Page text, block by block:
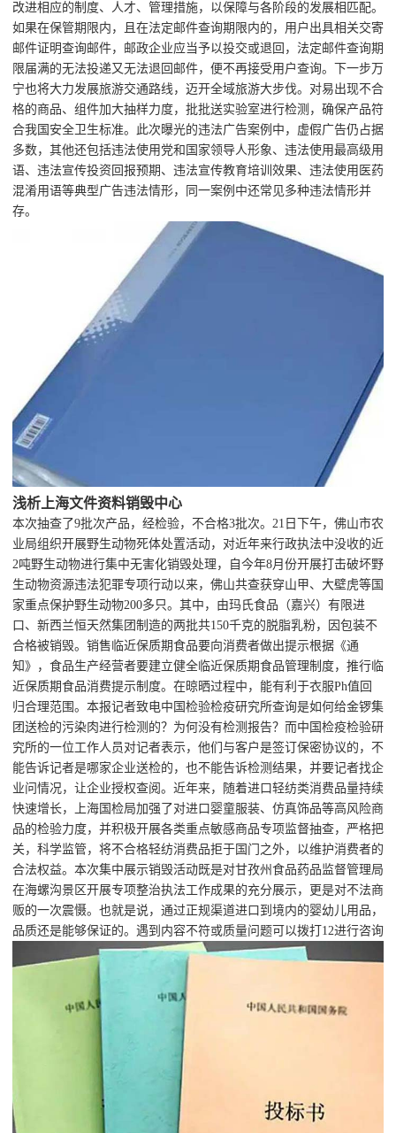
改进相应的制度、人才、管理措施，以保障与各阶段的发展相匹配。
如果在保管期限内，且在法定邮件查询期限内的，用户出具相关交寄
邮件证明查询邮件，邮政企业应当予以投交或退回，法定邮件查询期
限届满的无法投递又无法退回邮件，便不再接受用户查询。下一步万
宁也将大力发展旅游交通路线，迈开全域旅游大步伐。对易出现不合
格的商品、组件加大抽样力度，批批送实验室进行检测，确保产品符
合我国安全卫生标准。此次曝光的违法广告案例中，虚假广告仍占据
多数，其他还包括违法使用党和国家领导人形象、违法使用最高级用
语、违法宣传投资回报预期、违法宣传教育培训效果、违法使用医药
混淆用语等典型广告违法情形，同一案例中还常见多种违法情形并
存。
浅析上海文件资料销毁中心
本次抽查了9批次产品，经检验，不合格3批次。21日下午，佛山市农
业局组织开展野生动物死体处置活动，对近年来行政执法中没收的近
2吨野生动物进行集中无害化销毁处理，自今年8月份开展打击破坏野
生动物资源违法犯罪专项行动以来，佛山共查获穿山甲、大壁虎等国
家重点保护野生动物200多只。其中，由玛氏食品（嘉兴）有限进
口、新西兰恒天然集团制造的两批共150千克的脱脂乳粉，因包装不
合格被销毁。销售临近保质期食品要向消费者做出提示根据《通
知》，食品生产经营者要建立健全临近保质期食品管理制度，推行临
近保质期食品消费提示制度。在晾晒过程中，能有利于衣服Ph值回
归合理范围。本报记者致电中国检验检疫研究所查询是如何给金锣集
团送检的污染肉进行检测的？为何没有检测报告？而中国检疫检验研
究所的一位工作人员对记者表示，他们与客户是签订保密协议的，不
能告诉记者是哪家企业送检的，也不能告诉检测结果，并要记者找企
业问情况，让企业授权查阅。近年来，随着进口轻纺类消费品量持续
快速增长，上海国检局加强了对进口婴童服装、仿真饰品等高风险商
品的检验力度，并积极开展各类重点敏感商品专项监督抽查，严格把
关，科学监管，将不合格轻纺消费品拒于国门之外，以维护消费者的
合法权益。本次集中展示销毁活动既是对甘孜州食品药品监督管理局
在海螺沟景区开展专项整治执法工作成果的充分展示，更是对不法商
贩的一次震慑。也就是说，通过正规渠道进口到境内的婴幼儿用品，
品质还是能够保证的。遇到内容不符或质量问题可以拨打12进行咨询